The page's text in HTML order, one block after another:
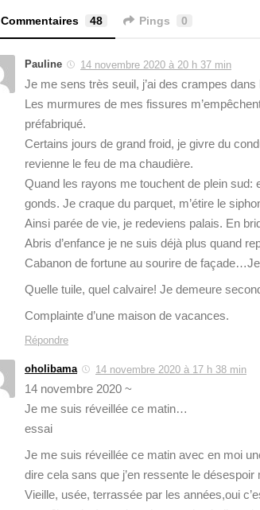
Commentaires 48 Pings 0
Pauline 14 novembre 2020 à 20 h 37 min
Je me sens très seuil, j’ai des crampes dans
Les murmures de mes fissures
préfabriqué.
Certains jours de grand froid, je givre du
revienne le feu de ma chaudière.
Quand les rayons me touchent de plein sud:
gonds. Je craque du parquet, m’étire le
Ainsi parée de vie, je redeviens palais. En
Abris d’enfance je ne suis déjà plus quand
Cabanon de fortune au sourire de
Quelle tuile, quel calvaire! Je demeure
Complainte d’une maison de vacances.
Répondre
oholibama 14 novembre 2020 à 17 h 38 min
14 novembre 2020 ~
Je me suis réveillée ce matin…
essai
Je me suis réveillée ce matin avec en moi
dire cela sans que j’en ressente le désespoir
Vieille, usée, terrassée par les années,oui